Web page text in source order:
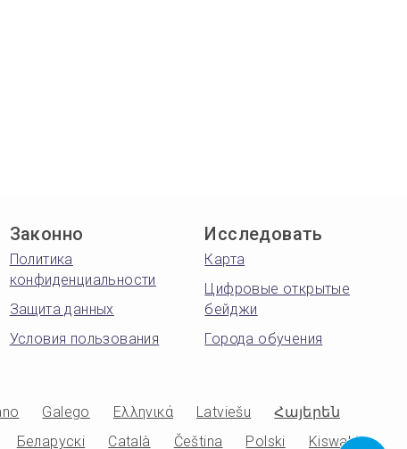
Законно
Политика
конфиденциальности
Защита данных
Условия пользования
Исследовать
Карта
Цифровые открытые
бейджи
Города обучения
Galego Ελληνικά Latviešu
Հայերեն
Беларускі Català Čeština Polski Kiswahili